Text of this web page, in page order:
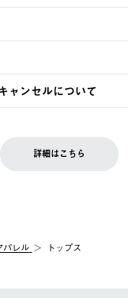
でお支払いいただけます
り2営業日以内に商品を
ませんので、木曜日以
ざいます。
す。
かる送料は、お客様ご
品いただき、ご希望商
ャンセルについて
の方は、会員マイペー
詳細はこちら
パレル トップス